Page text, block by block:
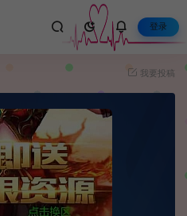
登录
我要投稿